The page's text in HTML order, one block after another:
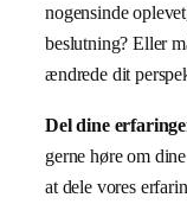
nogensinde
beslutning? Eller
ændrede dit
Del dine
gerne høre om
at dele vores